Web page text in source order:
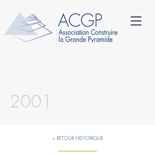
2001
< RETOUR HISTORIQUE